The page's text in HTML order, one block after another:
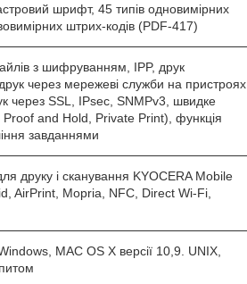
шрифт, 45 типів одновимірних
штрих-кодів (PDF-417)
з шифруванням, IPP, друк
через мережеві служби на пристроях
через SSL, IPsec, SNMPv3, швидке
Proof and Hold, Private Print), функція
завданнями
друку і сканування KYOCERA Mobile
AirPrint, Mopria, NFC, Direct Wi-Fi,
MAC OS X версії 10,9. UNIX,